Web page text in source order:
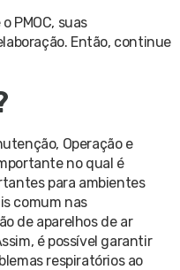
PMOC, suas
Então, continue
Operação e
no qual é
para ambientes
comum nas
de aparelhos de ar
é possível garantir
respiratórios ao